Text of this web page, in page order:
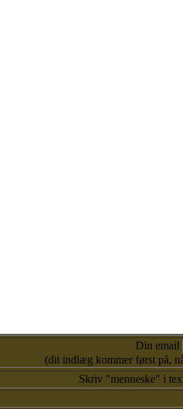
Din email
(dit indlæg kommer først på,
Skriv "menneske" i